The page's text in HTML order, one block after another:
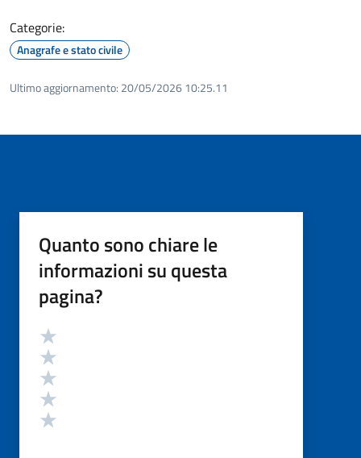
Categorie:
Anagrafe e stato civile
Ultimo aggiornamento: 20/05/2026 10:25.11
Quanto sono chiare le
informazioni su questa
pagina?
Valutazione